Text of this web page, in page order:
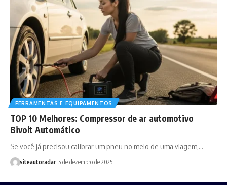
FERRAMENTAS E EQUIPAMENTOS
TOP 10 Melhores: Compressor de ar automotivo
Bivolt Automático
Se você já precisou calibrar um pneu no meio de uma viagem,…
siteautoradar 5 de dezembro de 2025